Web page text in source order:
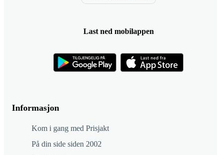
Informasjon
Kom i gang med Prisjakt
På din side siden 2002
Last ned mobilappen